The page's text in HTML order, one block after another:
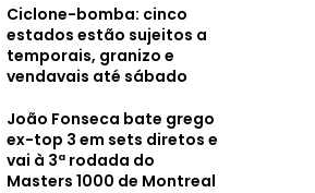
Ciclone-bomba: cinco
estados estão sujeitos a
temporais, granizo e
vendavais até sábado
João Fonseca bate grego
ex-top 3 em sets diretos e
vai à 3ª rodada do
Masters 1000 de Montreal